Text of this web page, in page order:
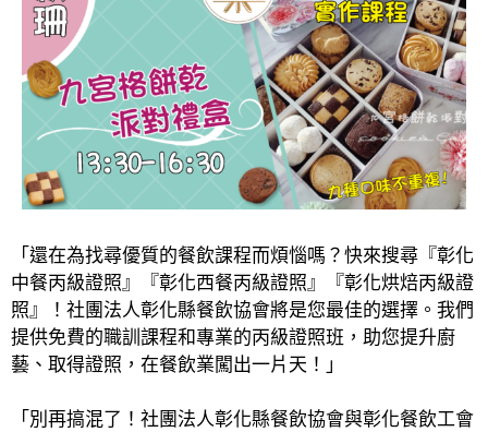
「還在為找尋優質的餐飲課程而煩惱嗎？快來搜尋『彰化
中餐丙級證照』『彰化西餐丙級證照』『彰化烘焙丙級證
照』！社團法人彰化縣餐飲協會將是您最佳的選擇。我們
提供免費的職訓課程和專業的丙級證照班，助您提升廚
藝、取得證照，在餐飲業闖出一片天！」
「別再搞混了！社團法人彰化縣餐飲協會與彰化餐飲工會